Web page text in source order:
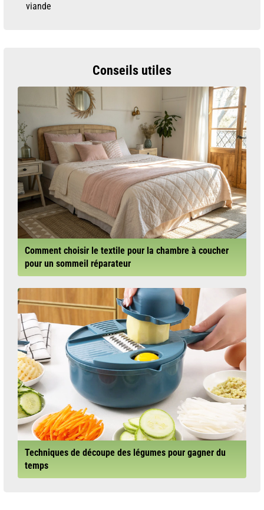
viande
Conseils utiles
Comment choisir le textile pour la chambre à coucher
pour un sommeil réparateur
Techniques de découpe des légumes pour gagner du
temps